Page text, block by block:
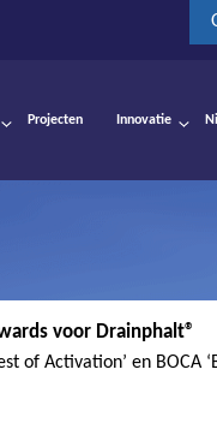
Projecten Innovatie
voor Drainphalt®
of Activation’ en BOCA